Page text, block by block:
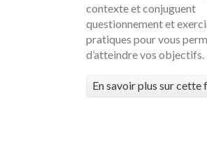
contexte et conjuguent
questionnement et
pratiques pour vous
d’atteindre vos objectifs.
En savoir plus sur cette